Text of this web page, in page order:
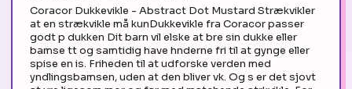
Coracor Dukkevikle - Abstract Dot Mustard Strækvikler
at en strækvikle må kunDukkevikle fra Coracor passer
godt p dukken Dit barn vil elske at bre sin dukke eller
bamse tt og samtidig have hnderne fri til at gynge eller
spise en is. Friheden til at udforske verden med
yndlingsbamsen, uden at den bliver vk. Og s er det sjovt